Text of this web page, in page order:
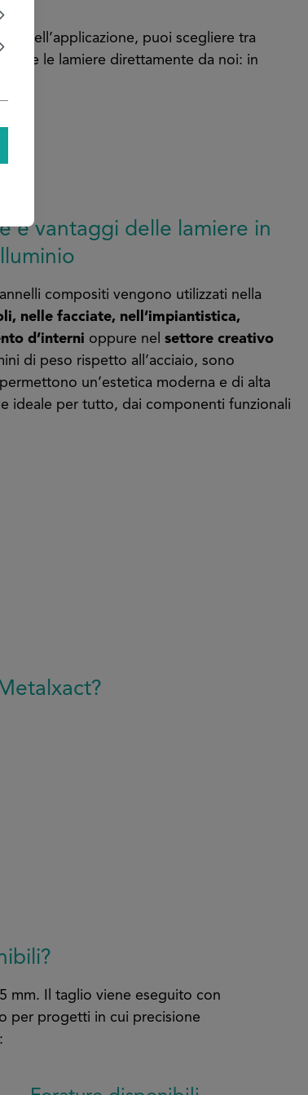
dell’applicazione, puoi scegliere tra
le lamiere direttamente da noi: in
e vantaggi delle lamiere in
compositi vengono utilizzati nella
nelle facciate, nell’impiantistica,
d’interni oppure nel settore creativo
di peso rispetto all’acciaio, sono
un’estetica moderna e di alta
ideale per tutto, dai componenti funzionali
mm. Il taglio viene eseguito con
per progetti in cui precisione